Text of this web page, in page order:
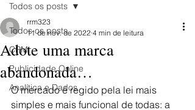
Todos os posts
CRM
Publicidade Online
Analítica e Dados
Todos os posts
Adote uma marca
abandonada…
rrm323
11 de nov. de 2022 4 min de leitura
O mercado é regido pela lei mais
simples e mais funcional de todas: a